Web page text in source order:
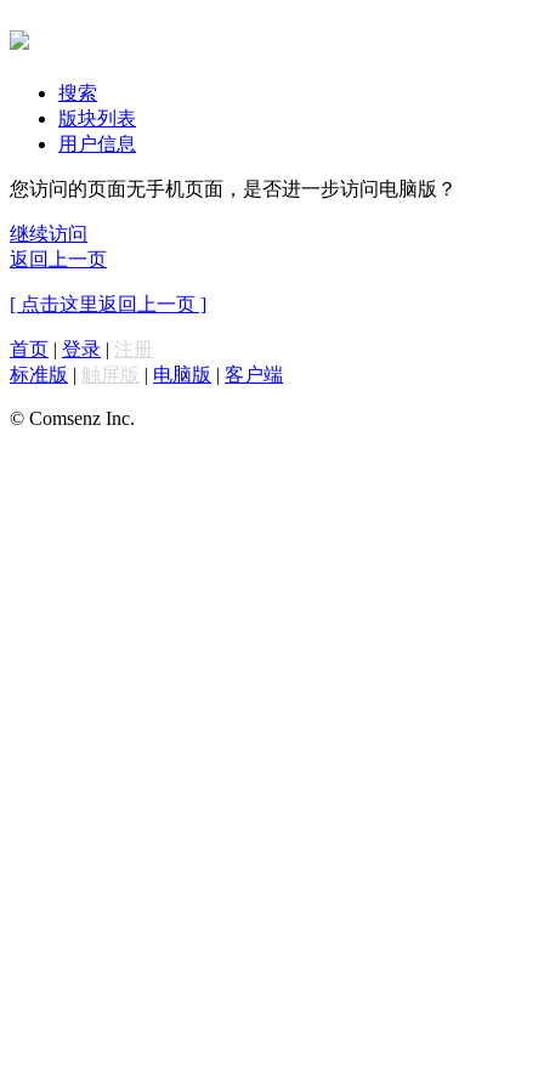
搜索
版块列表
用户信息
您访问的页面无手机页面，是否进一步访问电脑版？
继续访问
返回上一页
[ 点击这里返回上一页 ]
首页 | 登录 | 注册
标准版 | 触屏版 | 电脑版 | 客户端
© Comsenz Inc.